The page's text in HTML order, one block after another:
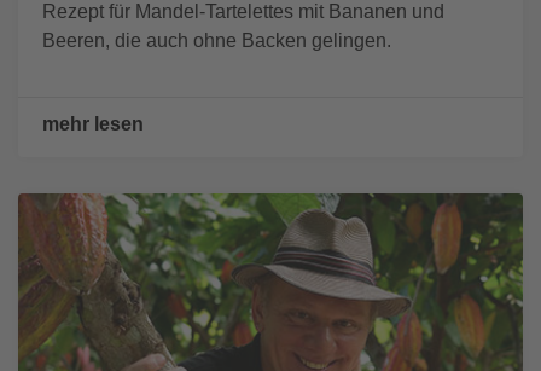
Rezept für Mandel-Tartelettes mit Bananen und
Beeren, die auch ohne Backen gelingen.
mehr lesen